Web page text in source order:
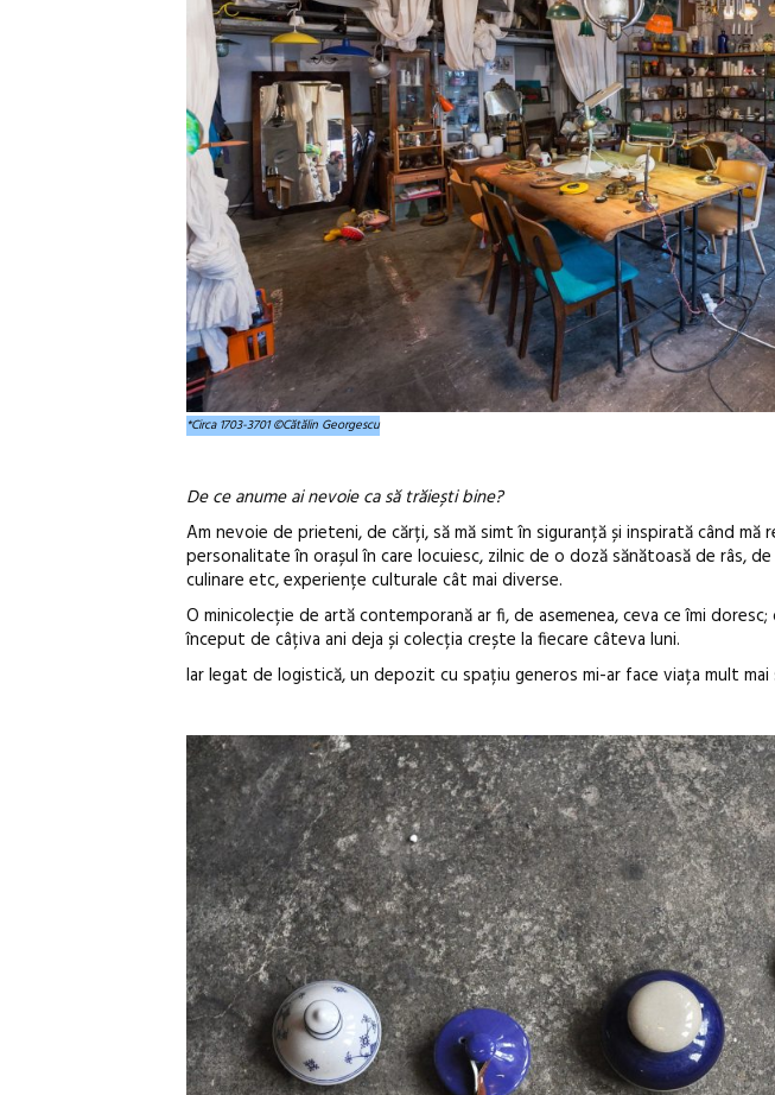
*Circa 1703-3701 ©Cătălin Georgescu
De ce anume ai nevoie ca să trăiești bine?
Am nevoie de prieteni, de cărți, să mă simt în siguranță și inspirată când mă
personalitate în orașul în care locuiesc, zilnic de o doză sănătoasă de râs,
culinare etc, experiențe culturale cât mai diverse.
O minicolecție de artă contemporană ar fi, de asemenea, ceva ce îmi
început de câțiva ani deja și colecția crește la fiecare câteva luni.
Iar legat de logistică, un depozit cu spațiu generos mi-ar face viața mult mai